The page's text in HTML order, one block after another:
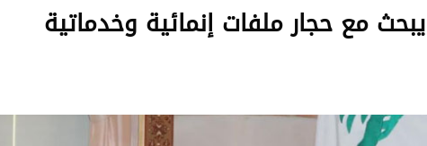
مع حجار ملفات إنمائية وخدماتية